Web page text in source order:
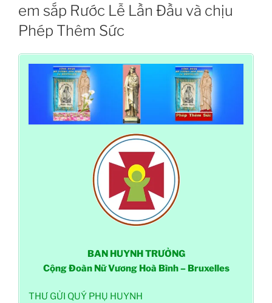
em sắp Rước Lễ Lần Đầu và chịu
Phép Thêm Sức
BAN HUYNH TRƯỞNG
Cộng Đoàn Nữ Vương Hoà Bình – Bruxelles
THƯ GỬI QUÝ PHỤ HUYNH